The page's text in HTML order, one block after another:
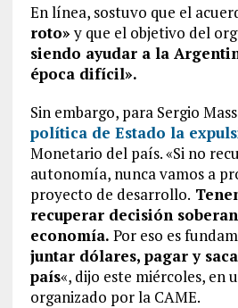
En línea, sostuvo que el
roto»y que el objetivo del
siendo ayudar a la
época difícil».
Sin embargo, para Sergio
política de Estado la
Monetario del país. «Si no
autonomía, nunca vamos a
proyecto de desarrollo.
recuperar decisión
economía. Por eso es
juntar dólares, pagar y
país«, dijo este miércoles, en
organizado por la CAME.